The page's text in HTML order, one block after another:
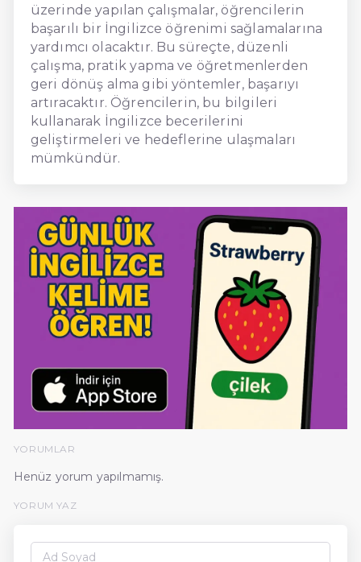
üzerinde yapılan çalışmalar, öğrencilerin
başarılı bir İngilizce öğrenimi sağlamalarına
yardımcı olacaktır. Bu süreçte, düzenli
çalışma, pratik yapma ve öğretmenlerden
geri dönüş alma gibi yöntemler, başarıyı
artıracaktır. Öğrencilerin, bu bilgileri
kullanarak İngilizce becerilerini
geliştirmeleri ve hedeflerine ulaşmaları
mümkündür.
YORUMLAR
Henüz yorum yapılmamış.
YORUM YAZ